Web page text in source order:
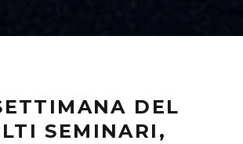
DEL
SEMINARI,